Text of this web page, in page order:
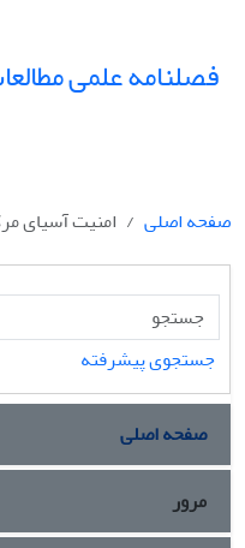
فصلنامه علمی
صفحه اصلی امنیت آسیای
جستجوی پیشرفته
صفحه اصلی
مرور